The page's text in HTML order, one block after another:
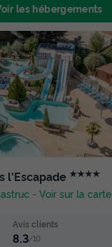
les hébergements
l'Escapade ★★★★
-Voir sur la carte
Avis clients
8.3/10